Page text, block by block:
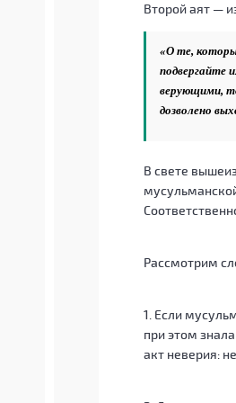
Второй аят —
«О те,
подвергайте
верующими,
дозволено
В свете
Рассмотрим
1. Если
при этом
акт неверия: